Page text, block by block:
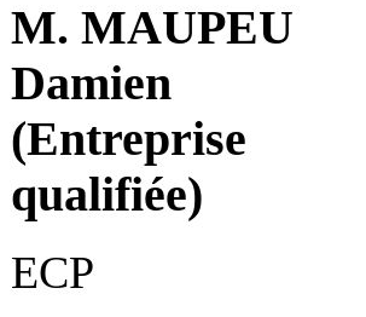
M. MAUPEU
Damien
(Entreprise
qualifiée)
ECP